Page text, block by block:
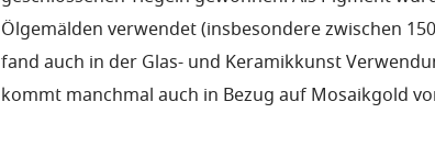
Ölgemälden verwendet (insbesondere zwischen
fand auch in der Glas- und Keramikkunst
kommt manchmal auch in Bezug auf Mosaikgold